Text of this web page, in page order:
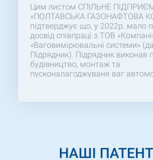
Цим листом СПІЛЬНЕ
«ПОЛТАВСЬКА ГАЗОНАФТОВА
підтверджує що, у 2022р. мало
досвід співпраці з ТОВ
«Ваговимірювальні системи»
Підрядник). Підрядник виконав
будівництво, монтаж та
пусконалагоджуваня ваг
персоналу, особливо ГІПа, який
НАШІ